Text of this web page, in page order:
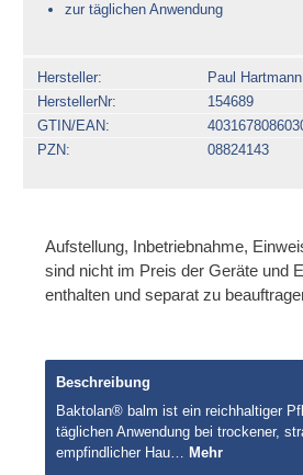
zur täglichen Anwendung
Hersteller
Paul
HerstellerNr
154689
GTIN/EAN
PZN
08824143
Aufstellung, Inbetriebnahme,
sind nicht im Preis der Geräte und
enthalten und separat zu
Beschreibung
Baktolan® balm ist ein reichhaltiger
täglichen Anwendung bei trockener,
empfindlicher Hau… Mehr